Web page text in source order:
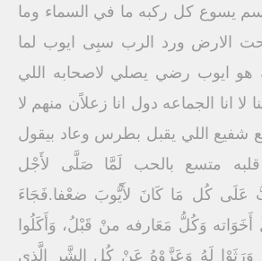
يسوع كل ركبه ما في السماء وما
الارض ورد الرب سبِى ايوب لما
هو ايوب رضي يصلي لاصحابه اللي
انا الجماعه دول انا زعلاًن منهم لا
شفيع اللي يقبل بطرس وعاد بيقول
متسع بالحب لَمَّا صَلَّى لأَجْل
عَلَى كُل مَا كَانَ لأَيُّوبَ ضعْفا.فَجَاءَ
أَخَوَاته وَكُلُّ مَعَارفه منْ قَبْلُ، وَأَكَلُوا
وَرَثَوْا لَهُ وَعَزَّوْهُ عَنْ كُل الشَّر الَّذي